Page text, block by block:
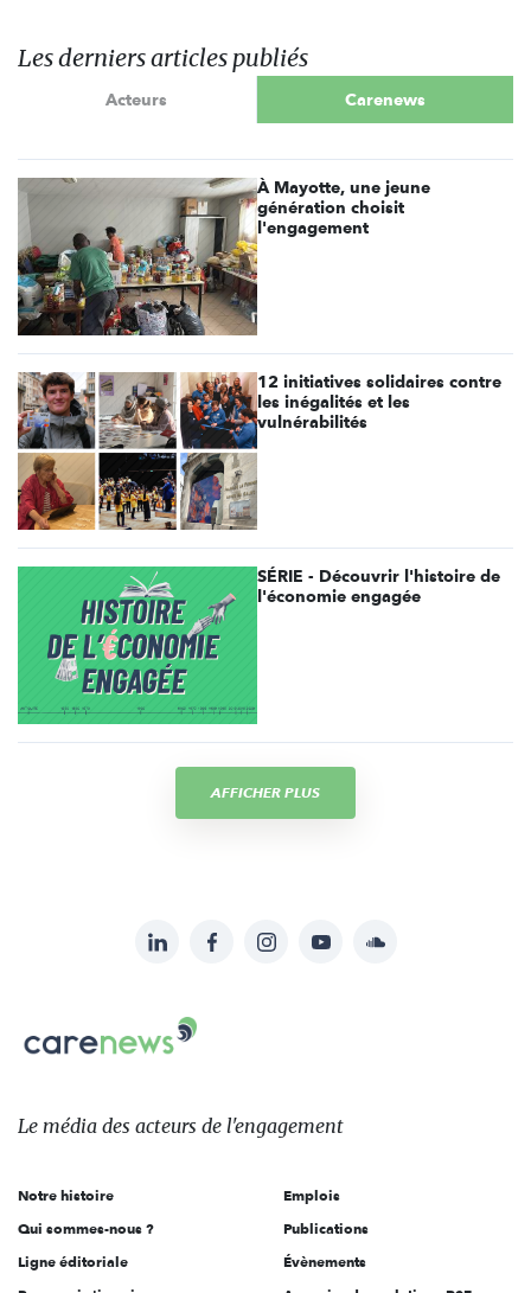
Les derniers articles publiés
Acteurs Carenews
À Mayotte, une jeune
génération choisit
l'engagement
12 initiatives solidaires contre
les inégalités et les
vulnérabilités
SÉRIE - Découvrir l'histoire de
l'économie engagée
AFFICHER PLUS
sur:
LinkedInFacebookInstagramYouTubeSoundcloud
Le
des
l'engagement
Le média des acteurs de l'engagement
Notre histoire
Qui sommes-nous ?
Ligne éditoriale
Emplois
Publications
Évènements